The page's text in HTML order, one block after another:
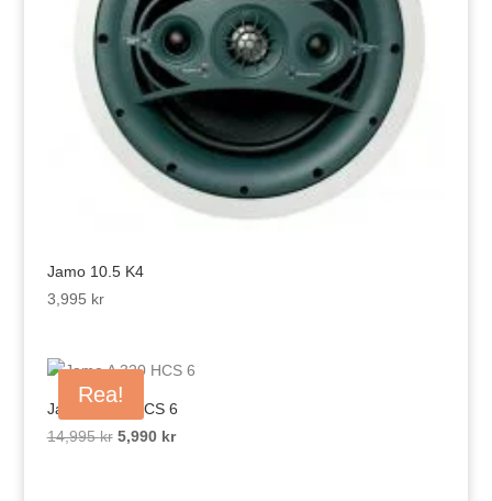
Jamo 10.5 K4
3,995 kr
Rea!
Jamo A 320 HCS 6
14,995kr Det
5,990 krDet